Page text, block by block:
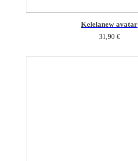
Kelelanew avatar
31,90 €